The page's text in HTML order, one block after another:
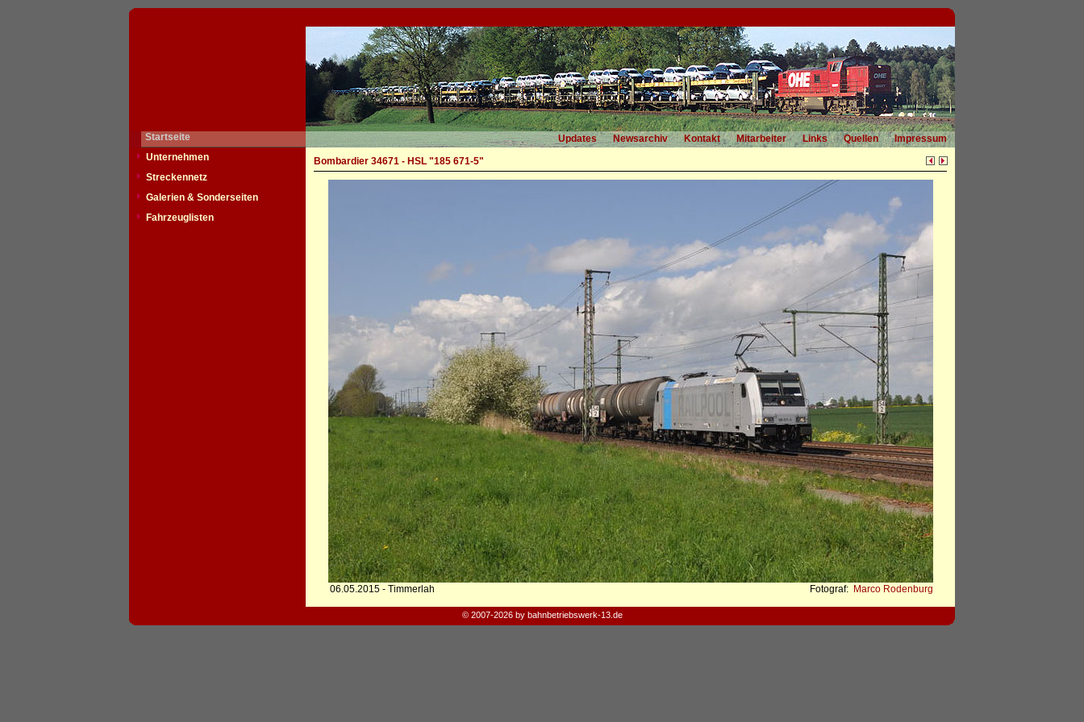
Startseite Updates Newsarchiv Kontakt Mitarbeiter Links Quellen
Impressum
Unternehmen
Streckennetz
Galerien & Sonderseiten
Fahrzeuglisten
Bombardier 34671 - HSL "185 671-5"
06.05.2015 - Timmerlah Fotograf: Marco Rodenburg
© 2007-2026 by bahnbetriebswerk-13.de